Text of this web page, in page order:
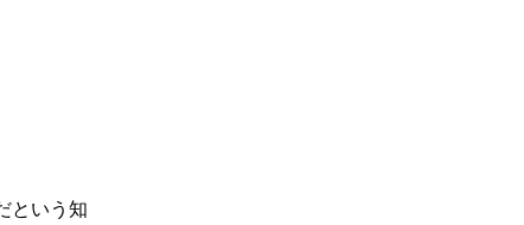
という知